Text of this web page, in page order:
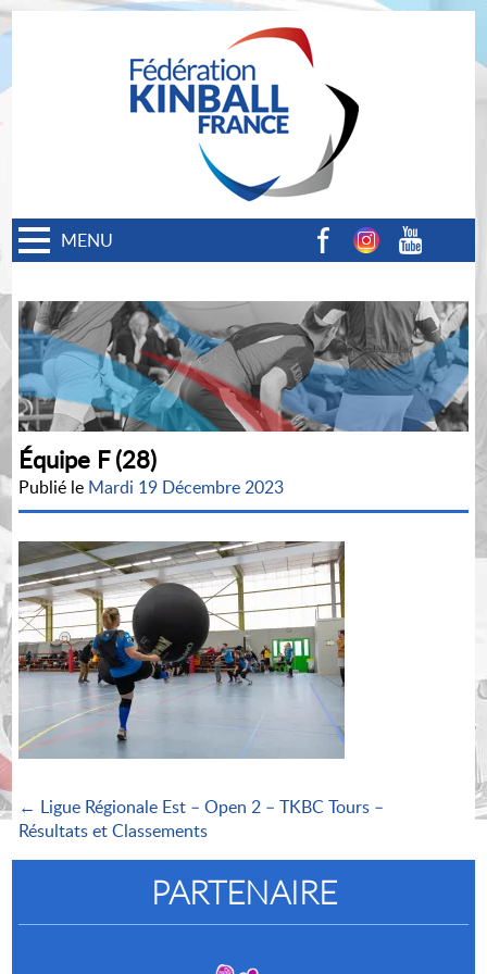
MENU
Équipe F (28)
Publié le Mardi 19 Décembre 2023
← Ligue Régionale Est – Open 2 – TKBC Tours –
Résultats et Classements
PARTENAIRE